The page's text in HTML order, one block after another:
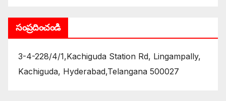
సంప్రదించండి
3-4-228/4/1,Kachiguda Station Rd, Lingampally,
Kachiguda, Hyderabad,Telangana 500027